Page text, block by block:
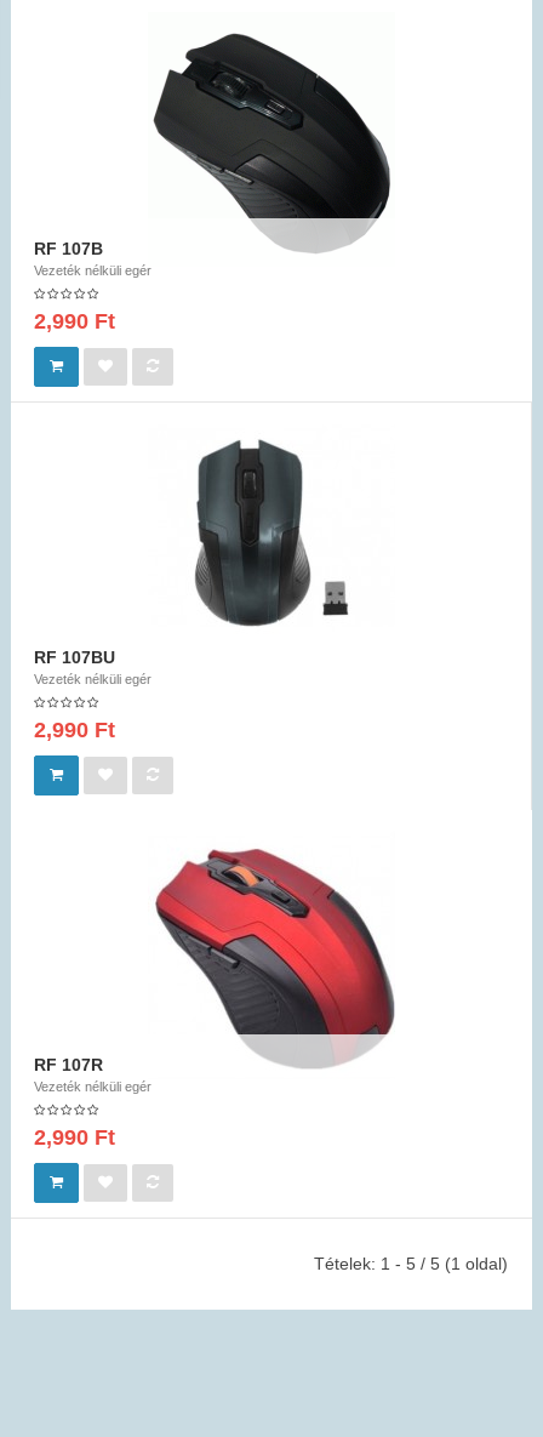
RF 107B
Vezeték nélküli egér
2,990 Ft
RF 107BU
Vezeték nélküli egér
2,990 Ft
RF 107R
Vezeték nélküli egér
2,990 Ft
Tételek: 1 - 5 / 5 (1 oldal)